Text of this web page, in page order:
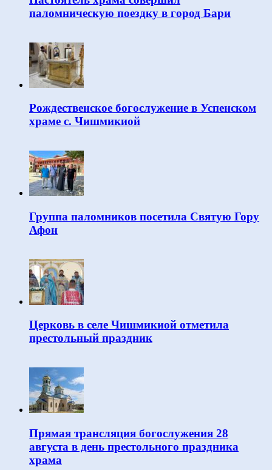
паломническую поездку в город Бари
Рождественское богослужение в Успенском
храме с. Чишмикиой
Группа паломников посетила Святую Гору
Афон
Церковь в селе Чишмикиой отметила
престольный праздник
Прямая трансляция богослужения 28
августа в день престольного праздника
храма